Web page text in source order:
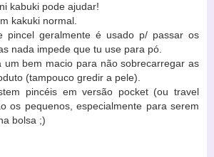
kabuki pode ajudar!
kakuki normal.
pincel geralmente é usado p/ passar os
nada impede que tu use para pó.
um bem macio para não sobrecarregar as
(tampouco gredir a pele).
pincéis em versão pocket (ou travel
os pequenos, especialmente para serem
bolsa ;)